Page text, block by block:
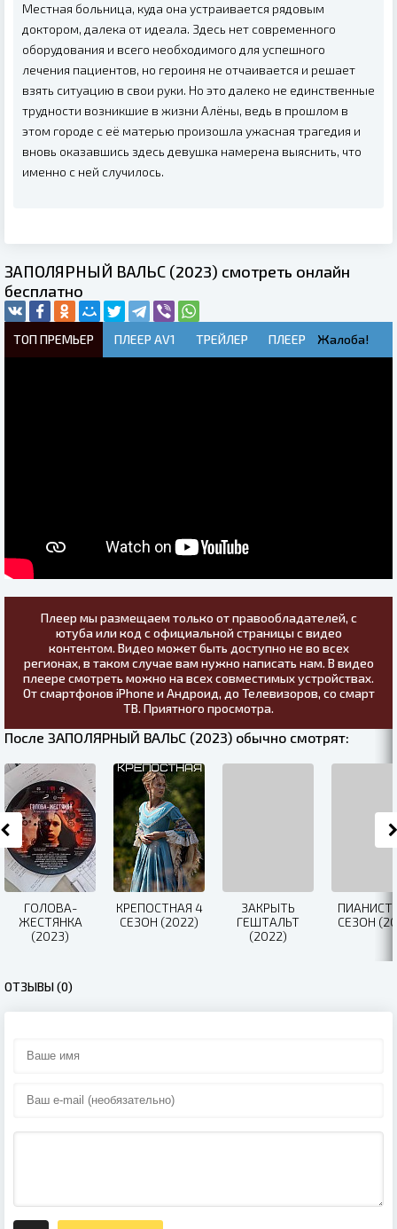
Местная больница, куда она устраивается рядовым
доктором, далека от идеала. Здесь нет современного
оборудования и всего необходимого для успешного
лечения пациентов, но героиня не отчаивается и решает
взять ситуацию в свои руки. Но это далеко не единственные
трудности возникшие в жизни Алёны, ведь в прошлом в
этом городе с её матерью произошла ужасная трагедия и
вновь оказавшись здесь девушка намерена выяснить, что
именно с ней случилось.
ЗАПОЛЯРНЫЙ ВАЛЬС (2023) смотреть онлайн
бесплатно
ТОП ПРЕМЬЕР ПЛЕЕР AV1 ТРЕЙЛЕР ПЛЕЕР Жалоба!
Плеер мы размещаем только от правообладателей, с
ютуба или код с официальной страницы с видео
контентом. Видео может быть доступно не во всех
регионах, в таком случае вам нужно написать нам. В видео
плеере смотреть можно на всех совместимых устройствах.
От смартфонов iPhone и Андроид, до Телевизоров, со смарт
ТВ. Приятного просмотра.
После ЗАПОЛЯРНЫЙ ВАЛЬС (2023) обычно смотрят:
ГОЛОВА-
ЖЕСТЯНКА
(2023)
КРЕПОСТНАЯ 4
СЕЗОН (2022)
ЗАКРЫТЬ
ГЕШТАЛЬТ
(2022)
СЕЗОН
ОТЗЫВЫ (0)